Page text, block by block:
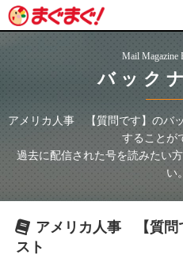
Mail Magazine
バック
アメリカ人事 【質問です】 のバ
することが
過去に配信された号を読みたい
い。
アメリカ人事 【質問
スト